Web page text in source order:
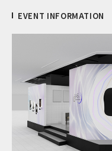
EVENT INFORMATION